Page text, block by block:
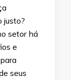
justo?
setor há
e
seus